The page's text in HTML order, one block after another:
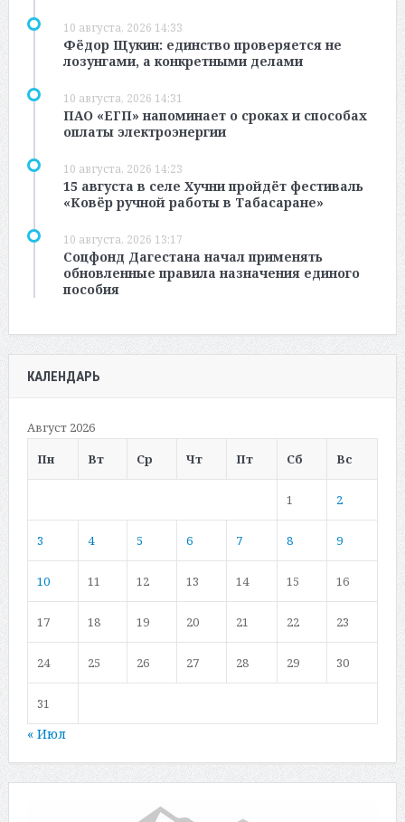
10 августа, 2026 14:33
Фёдор Щукин: единство проверяется не
лозунгами, а конкретными делами
10 августа, 2026 14:31
ПАО «ЕГП» напоминает о сроках и способах
оплаты электроэнергии
10 августа, 2026 14:23
15 августа в селе Хучни пройдёт фестиваль
«Ковёр ручной работы в Табасаране»
10 августа, 2026 13:17
Соцфонд Дагестана начал применять
обновленные правила назначения единого
пособия
КАЛЕНДАРЬ
Август 2026
Пн
Вт Ср Чт Пт Сб Вс
1 2
3 4 5 6 7 8 9
10 11 12 13 14 15 16
17 18 19 20 21 22 23
24 25 26 27 28 29 30
31
« Июл